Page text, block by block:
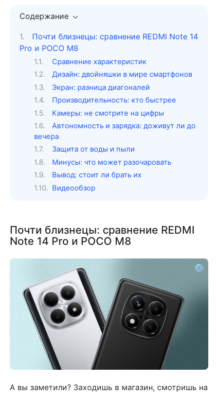
Содержание
Почти близнецы: сравнение REDMI Note 14
Pro и POCO M8
Сравнение характеристик
Дизайн: двойняшки в мире смартфонов
Экран: разница диагоналей
Производительность: кто быстрее
Камеры: не смотрите на цифры
Автономность и зарядка: доживут ли до
вечера
Защита от воды и пыли
Минусы: что может разочаровать
Вывод: стоит ли брать их
Видеообзор
Почти близнецы: сравнение REDMI
Note 14 Pro и POCO M8
А вы заметили? Заходишь в магазин, смотришь на